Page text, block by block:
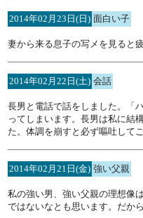
2014年02月23日(日) 面白い子
妻から来る息子の写メを見ると
2014年02月22日(土) 会話
長男と電話で話をしました。「
ってしまいます。長男は私に結
た。体調を崩すと必ず嘔吐して
2014年02月21日(金) 強い父親
私の強い男、強い父親の理想像
ではないなとも思います。だか